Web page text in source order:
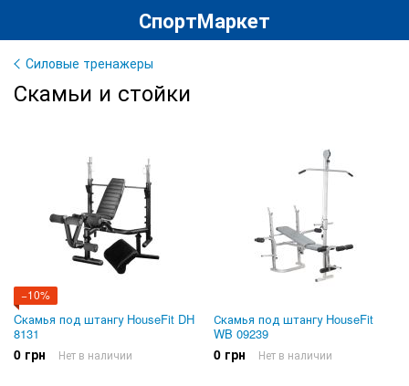
СпортМаркет
Силовые тренажеры
Скамьи и стойки
−10%
Cкамья под штангу HouseFit DH
8131
0 грн Нет в наличии
Скамья под штангу HouseFit
WB 09239
0 грн Нет в наличии